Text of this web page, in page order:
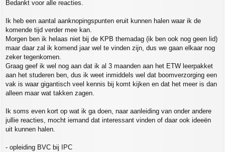
s
Bedankt voor alle reacties.
Ik heb een aantal aanknopingspunten eruit kunnen halen waar ik de
komende tijd verder mee kan.
Morgen ben ik helaas niet bij de KPB themadag (ik ben ook nog geen lid)
maar daar zal ik komend jaar wel te vinden zijn, dus we gaan elkaar nog
zeker tegenkomen.
Graag geef ik wel nog aan dat ik al 3 maanden aan het ETW leerpakket
aan het studeren ben, dus ik weet inmiddels wel dat boomverzorging een
vak is waar gigantisch veel kennis bij komt kijken en dat het meer is dan
alleen maar wat takken zagen.
Ik soms even kort op wat ik ga doen, naar aanleiding van onder andere
jullie reacties, mocht iemand dat interessant vinden of daar ook ideeën
uit kunnen halen.
- opleiding BVC bij IPC